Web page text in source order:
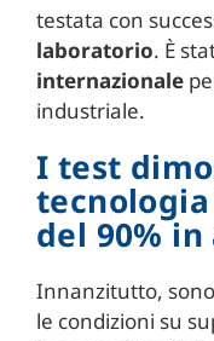
testata con
laboratorio. È
internazionale
industriale.
I test
del 90% in
Innanzitutto,
le condizioni su